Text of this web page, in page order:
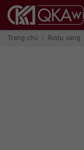
qua
dungTrang chủ / Rượu vang